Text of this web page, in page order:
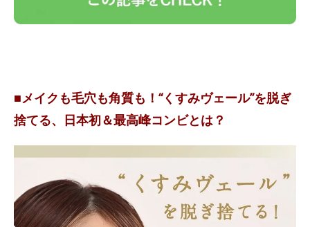
■メイクも毛穴も角質も！“くすみヴェール”を脱ぎ
捨てる、日本初＆最高峰コンビとは？